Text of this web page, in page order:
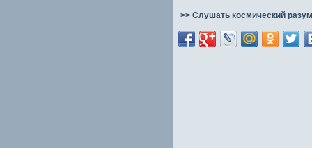
>> Слушать космический